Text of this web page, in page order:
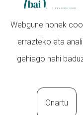
Webgune honek
errazteko eta
gehiago nahi
Onartu